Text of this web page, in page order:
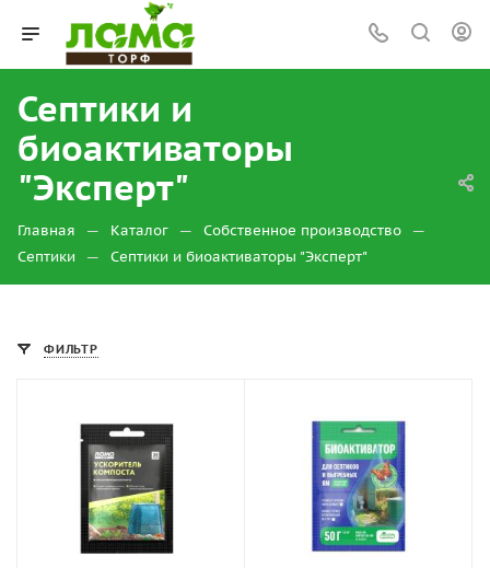
Септики и
биоактиваторы
"Эксперт"
Главная — Каталог — Собственное производство —
Септики — Септики и биоактиваторы "Эксперт"
ФИЛЬТР